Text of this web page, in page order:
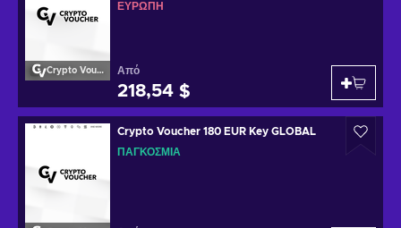
Crypto Voucher
ΕΥΡΏΠΗ
Από
218,54 $
Crypto Voucher 180 EUR Key GLOBAL
ΠΑΓΚΌΣΜΙΑ